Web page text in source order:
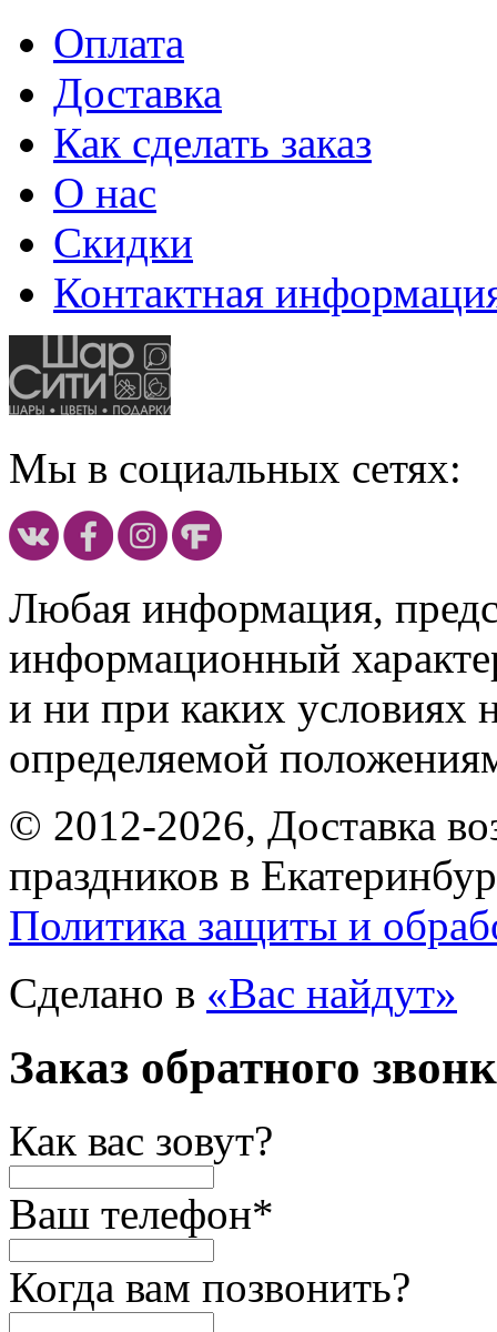
Оплата
Доставка
Как сделать заказ
О нас
Скидки
Контактная
Мы в социальных сетях:
Любая информация,
информационный
и ни при каких условиях
определяемой
© 2012-2026, Доставка
праздников в
Политика защиты и
Сделано в «Вас найдут»
Заказ обратного
Как вас зовут?
Ваш телефон*
Когда вам позвонить?